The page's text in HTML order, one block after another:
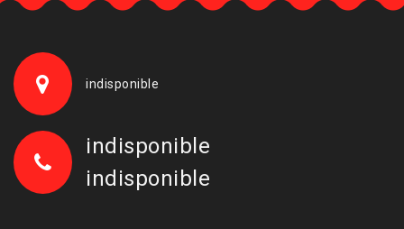
indisponible
indisponible
indisponible